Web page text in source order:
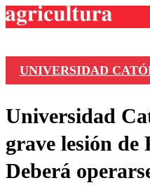
Frecuencias
Agricultura
Deportes
Colo Colo
UNIVERSIDAD
Universidad
grave lesión
Deberá